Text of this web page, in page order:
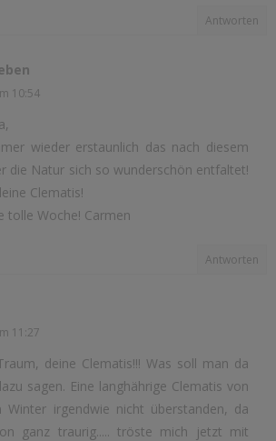
Antworten
10:54
wieder erstaunlich das nach diesem
die Natur sich so wunderschön entfaltet!
Clematis!
tolle Woche! Carmen
Antworten
11:27
deine Clematis!!! Was soll man da
sagen. Eine langhährige Clematis von
irgendwie nicht überstanden, da
ganz traurig..... tröste mich jetzt mit